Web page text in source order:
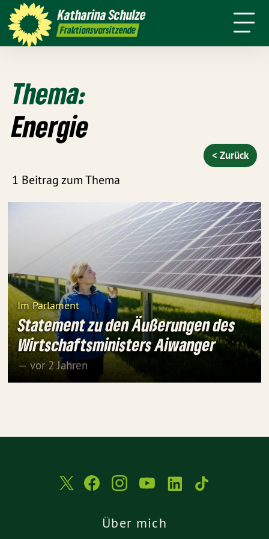
KatharinaSchulze
Fraktionsvorsitzende
Kontakt Transparenz
Über mich Meine Arbeit
Thema:
Energie
1 Beitrag zum Thema
< Zurück
Im Parlament
Statement zu den Äußerungen des
Wirtschaftsministers Aiwanger
— vor 2 Jahren
Über mich